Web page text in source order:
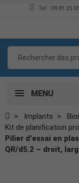
Tel : 09 81 25
MENU
Implants
Kit de planification
Pilier d'essai en
QR/d5.2 – droit,